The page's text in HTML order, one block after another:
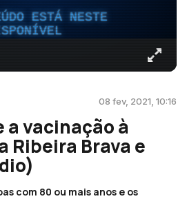
ESTÁ NESTE
08 fev, 2021, 10:16
a vacinação à
Ribeira Brava e
com 80 ou mais anos e os